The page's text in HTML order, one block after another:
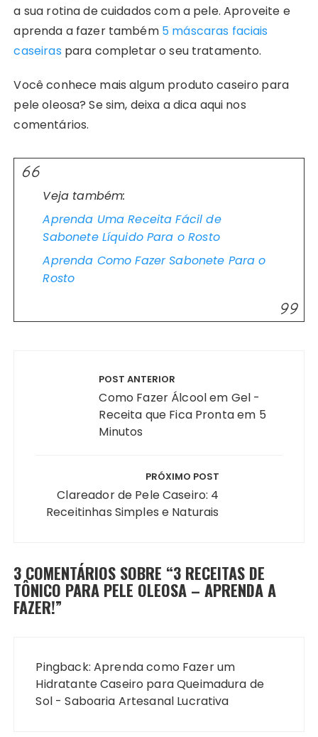
a sua rotina de cuidados com a pele. Aproveite e
aprenda a fazer também 5 máscaras faciais
caseiras para completar o seu tratamento.
Você conhece mais algum produto caseiro para
pele oleosa? Se sim, deixa a dica aqui nos
comentários.
Veja também:
Aprenda Uma Receita Fácil de
Sabonete Líquido Para o Rosto
Aprenda Como Fazer Sabonete Para o
Rosto
POST ANTERIOR
Como Fazer Álcool em Gel -
Receita que Fica Pronta em 5
Minutos
PRÓXIMO POST
Clareador de Pele Caseiro: 4
Receitinhas Simples e Naturais
3 COMENTÁRIOS SOBRE “3 RECEITAS DE
TÔNICO PARA PELE OLEOSA – APRENDA A
FAZER!”
Pingback: Aprenda como Fazer um
Hidratante Caseiro para Queimadura de
Sol - Saboaria Artesanal Lucrativa